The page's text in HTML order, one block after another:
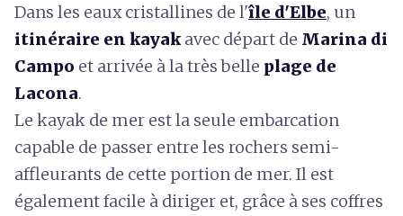
Dans les eaux cristallines de l'île d'Elbe, un
itinéraire en kayak avec départ de Marina di
Campo et arrivée à la très belle plage de
Lacona.
Le kayak de mer est la seule embarcation
capable de passer entre les rochers semi-
affleurants de cette portion de mer. Il est
également facile à diriger et, grâce à ses coffres